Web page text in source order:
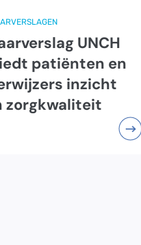
UNCH
patiënten en
inzicht
zorgkwaliteit